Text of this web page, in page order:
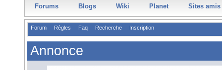
Forums Blogs Wiki Planet Sites amis
Forum Règles Faq Recherche Inscription
Annonce